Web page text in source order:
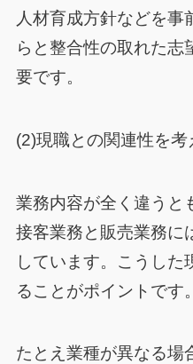
人材育成方針などを事
らと整合性の取れた志
要です。
(2)現職との関連性を考
業務内容が全く違うと
接客業務と販売業務に
しています。こうした
ることがポイントです。
たとえ業種が異なる場